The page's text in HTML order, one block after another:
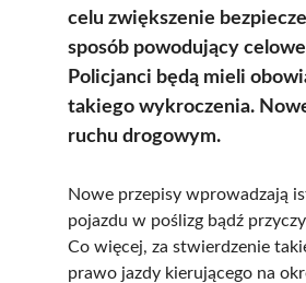
celu zwiększenie
sposób powodujący
Policjanci będą mieli
takiego wykroczenia.
ruchu drogowym.
Nowe przepisy wprowadzają
pojazdu w poślizg bądź
Co więcej, za stwierdzenie
prawo jazdy kierującego na